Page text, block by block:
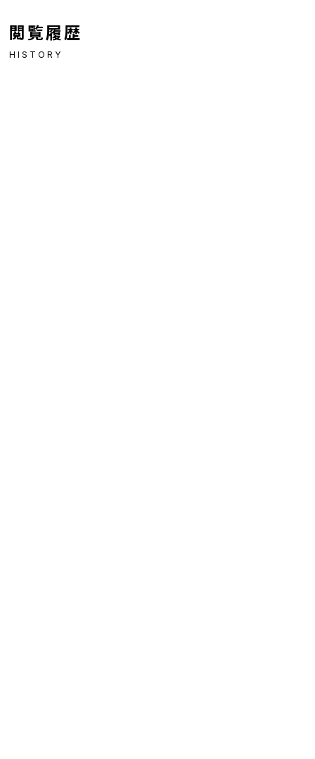
閲覧履歴
HISTORY